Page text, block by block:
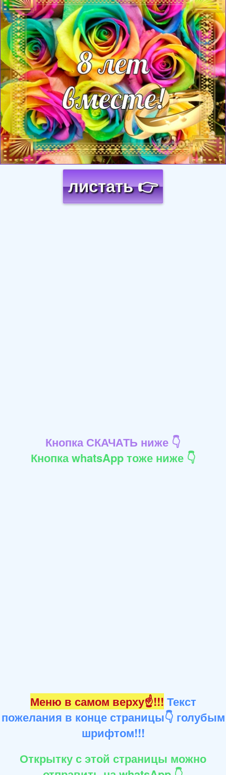
листать 👉
Кнопка СКАЧАТЬ ниже 👇
Кнопка whatsApp тоже ниже 👇
Меню в самом верху☝!!! Текст
пожелания в конце страницы👇 голубым
шрифтом!!!
Открытку с этой страницы можно